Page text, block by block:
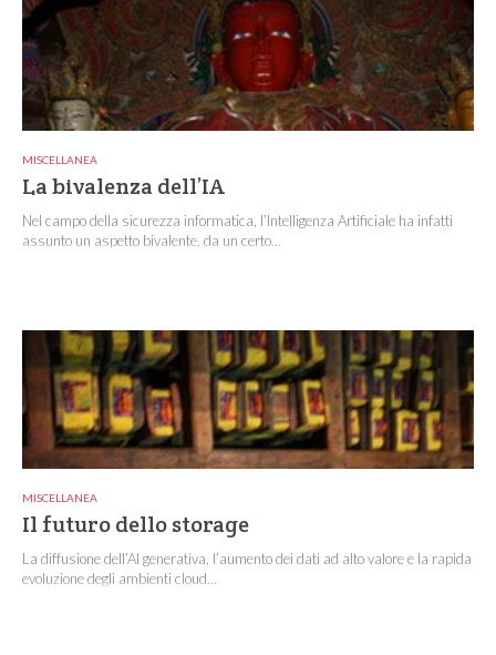
MISCELLANEA
La bivalenza dell’IA
Nel campo della sicurezza informatica, l’Intelligenza Artificiale ha infatti
assunto un aspetto bivalente, da un certo...
MISCELLANEA
Il futuro dello storage
La diffusione dell’AI generativa, l’aumento dei dati ad alto valore e la rapida
evoluzione degli ambienti cloud...